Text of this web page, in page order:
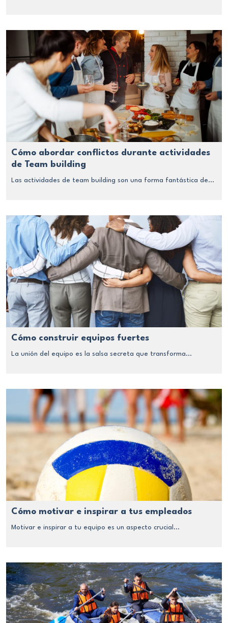
Cómo abordar conflictos durante actividades
de Team building
Las actividades de team building son una forma fantástica de...
Cómo construir equipos fuertes
La unión del equipo es la salsa secreta que transforma...
Cómo motivar e inspirar a tus empleados
Motivar e inspirar a tu equipo es un aspecto crucial...